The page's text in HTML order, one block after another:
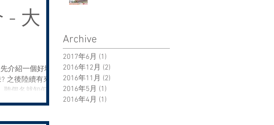
- 大
介紹一個好地
之後陸續有來。
個名就知佢出
呢個地方，你可
Archive
2017年6月 (1)
2016年12月 (2)
2016年11月 (2)
2016年5月 (1)
2016年4月 (1)